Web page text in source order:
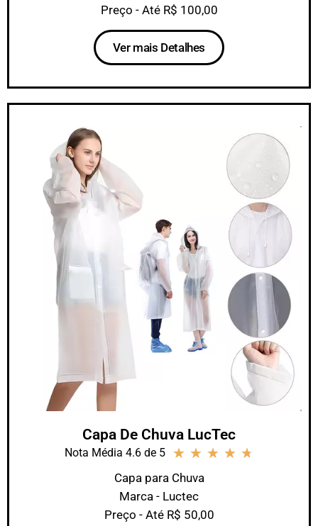
Preço - Até R$ 100,00
Ver mais Detalhes
Capa De Chuva LucTec
Nota Média 4.6 de 5 ★ ★ ★ ★ ★
Capa para Chuva
Marca - Luctec
Preço - Até R$ 50,00